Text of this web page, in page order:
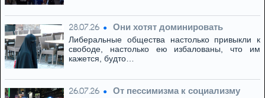
28.07.26 Они хотят доминировать
Либеральные общества настолько привыкли к
свободе, настолько ею избалованы, что им
кажется, будто…
26.07.26 От пессимизма к социализму